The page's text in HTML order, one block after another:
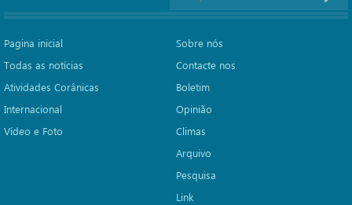
Pagina inicial
Todas as notícias
Atividades Corânicas
Internacional
Vídeo e Foto
Sobre nós
Contacte nos
Boletim
Opinião
Climas
Arquivo
Pesquisa
Link